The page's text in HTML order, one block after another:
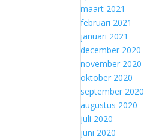
maart 2021
februari 2021
januari 2021
december 2020
november 2020
oktober 2020
september 2020
augustus 2020
juli 2020
juni 2020